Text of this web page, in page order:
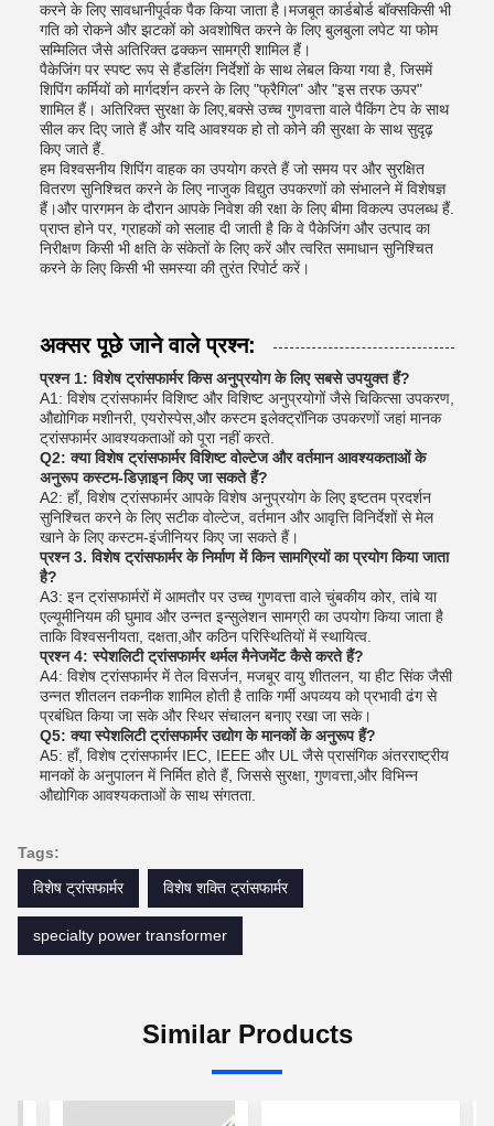
करने के लिए सावधानीपूर्वक पैक किया जाता है।मजबूत कार्डबोर्ड बॉक्सकिसी भी
गति को रोकने और झटकों को अवशोषित करने के लिए बुलबुला लपेट या फोम
सम्मिलित जैसे अतिरिक्त ढक्कन सामग्री शामिल हैं।
पैकेजिंग पर स्पष्ट रूप से हैंडलिंग निर्देशों के साथ लेबल किया गया है, जिसमें
शिपिंग कर्मियों को मार्गदर्शन करने के लिए "फ्रैगिल" और "इस तरफ ऊपर"
शामिल हैं। अतिरिक्त सुरक्षा के लिए,बक्से उच्च गुणवत्ता वाले पैकिंग टेप के साथ
सील कर दिए जाते हैं और यदि आवश्यक हो तो कोने की सुरक्षा के साथ सुदृढ़
किए जाते हैं.
हम विश्वसनीय शिपिंग वाहक का उपयोग करते हैं जो समय पर और सुरक्षित
वितरण सुनिश्चित करने के लिए नाजुक विद्युत उपकरणों को संभालने में विशेषज्ञ
हैं।और पारगमन के दौरान आपके निवेश की रक्षा के लिए बीमा विकल्प उपलब्ध हैं.
प्राप्त होने पर, ग्राहकों को सलाह दी जाती है कि वे पैकेजिंग और उत्पाद का
निरीक्षण किसी भी क्षति के संकेतों के लिए करें और त्वरित समाधान सुनिश्चित
करने के लिए किसी भी समस्या की तुरंत रिपोर्ट करें।
अक्सर पूछे जाने वाले प्रश्न:
प्रश्न 1: विशेष ट्रांसफार्मर किस अनुप्रयोग के लिए सबसे उपयुक्त हैं?
A1: विशेष ट्रांसफार्मर विशिष्ट और विशिष्ट अनुप्रयोगों जैसे चिकित्सा उपकरण,
औद्योगिक मशीनरी, एयरोस्पेस,और कस्टम इलेक्ट्रॉनिक उपकरणों जहां मानक
ट्रांसफार्मर आवश्यकताओं को पूरा नहीं करते.
Q2: क्या विशेष ट्रांसफार्मर विशिष्ट वोल्टेज और वर्तमान आवश्यकताओं के
अनुरूप कस्टम-डिज़ाइन किए जा सकते हैं?
A2: हाँ, विशेष ट्रांसफार्मर आपके विशेष अनुप्रयोग के लिए इष्टतम प्रदर्शन
सुनिश्चित करने के लिए सटीक वोल्टेज, वर्तमान और आवृत्ति विनिर्देशों से मेल
खाने के लिए कस्टम-इंजीनियर किए जा सकते हैं।
प्रश्न 3. विशेष ट्रांसफार्मर के निर्माण में किन सामग्रियों का प्रयोग किया जाता
है?
A3: इन ट्रांसफार्मरों में आमतौर पर उच्च गुणवत्ता वाले चुंबकीय कोर, तांबे या
एल्यूमीनियम की घुमाव और उन्नत इन्सुलेशन सामग्री का उपयोग किया जाता है
ताकि विश्वसनीयता, दक्षता,और कठिन परिस्थितियों में स्थायित्व.
प्रश्न 4: स्पेशलिटी ट्रांसफार्मर थर्मल मैनेजमेंट कैसे करते हैं?
A4: विशेष ट्रांसफार्मर में तेल विसर्जन, मजबूर वायु शीतलन, या हीट सिंक जैसी
उन्नत शीतलन तकनीक शामिल होती है ताकि गर्मी अपव्यय को प्रभावी ढंग से
प्रबंधित किया जा सके और स्थिर संचालन बनाए रखा जा सके।
Q5: क्या स्पेशलिटी ट्रांसफार्मर उद्योग के मानकों के अनुरूप हैं?
A5: हाँ, विशेष ट्रांसफार्मर IEC, IEEE और UL जैसे प्रासंगिक अंतरराष्ट्रीय
मानकों के अनुपालन में निर्मित होते हैं, जिससे सुरक्षा, गुणवत्ता,और विभिन्न
औद्योगिक आवश्यकताओं के साथ संगतता.
Tags:
विशेष ट्रांसफार्मर
विशेष शक्ति ट्रांसफार्मर
specialty power transformer
Similar Products